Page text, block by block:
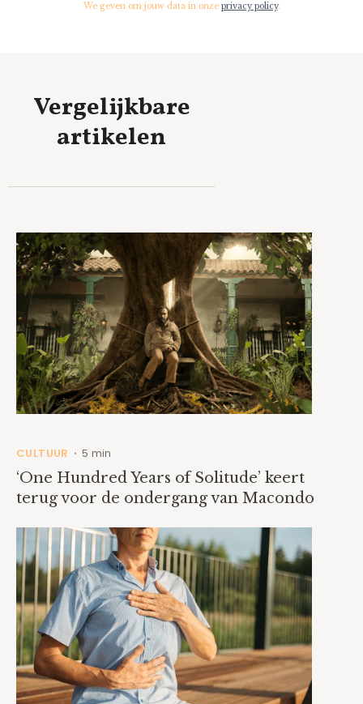
We geven om jouw data in onze privacy policy.
Vergelijkbare
artikelen
CULTUUR • 5 min
‘One Hundred Years of Solitude’ keert
terug voor de ondergang van Macondo